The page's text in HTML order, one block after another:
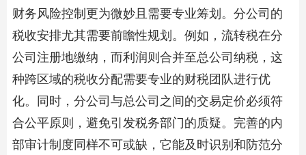
财务风险控制更为微妙且需要专业筹划。分公司的
税收安排尤其需要前瞻性规划。例如，流转税在分
公司注册地缴纳，而利润则合并至总公司纳税，这
种跨区域的税收分配需要专业的财税团队进行优
化。同时，分公司与总公司之间的交易定价必须符
合公平原则，避免引发税务部门的质疑。完善的内
部审计制度同样不可或缺，它能及时识别和防范分